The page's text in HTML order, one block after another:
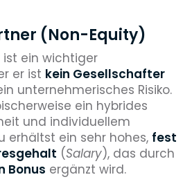
(Non-Equity)
ist ein wichtiger
er ist kein Gesellschafter
unternehmerisches Risiko.
ein hybrides
und individuellem
erhältst ein sehr hohes, fest
(Salary), das durch
Bonus ergänzt wird.